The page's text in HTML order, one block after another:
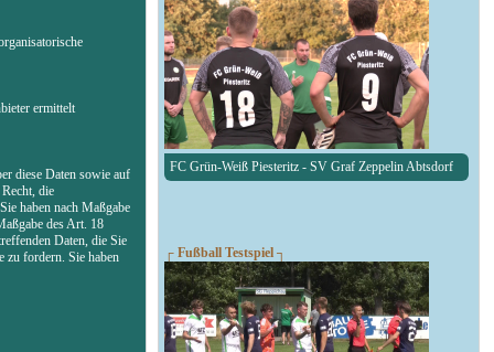
ermittelt
diese Daten sowie auf
die
haben nach Maßgabe
des Art. 18
Daten, die Sie
zu fordern. Sie haben
FC Grün-Weiß Piesteritz - SV Graf Zeppelin Abtsdorf
┌ Fußball Testspiel ┐